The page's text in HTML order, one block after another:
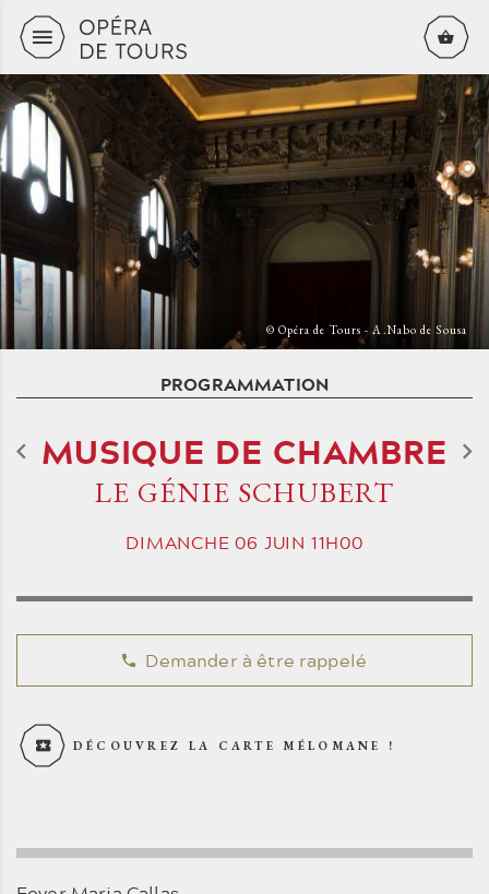
Aller au contenu principal
© Opéra de Tours - A.Nabo de Sousa
PROGRAMMATION
MUSIQUE DE CHAMBRE
LE GÉNIE SCHUBERT
DIMANCHE06 JUIN 11H00
Demander à être rappelé
DÉCOUVREZ LA CARTE MÉLOMANE !